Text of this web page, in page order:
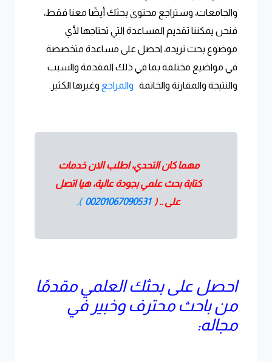
والجامعات، وستراجع محتوى بحثك أيضًا معنا فقط،
فنحن يمكننا تقديم المساعدة التي تحتاجها لأي
موضوع بحث تريده، احصل على مساعدة متخصصة
في مواضيع مختلفة بما في ذلك المقدمة والسبب
والنتيجة والمقارنة والخاتمة والمراجع وغيرها الكثير.
مهما كان التحدي، اطلب الان خدمات
كتابة بحث علمي بجودة عالية، هيا اتصل
على .. (00201067090531
).
احصل على بحثك العلمي مقدمًا
من باحث محترف وخبير في
مجاله: